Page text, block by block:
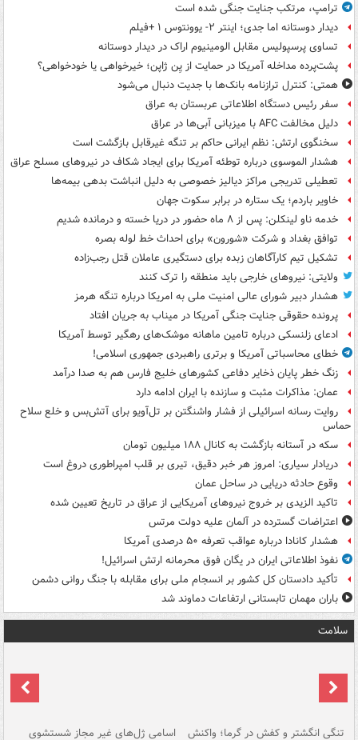
ترامپ، مرتکب جنایت جنگی شده است
دیدار دوستانه اما جدی؛ اینتر ۲- یوونتوس ۱ +فیلم
تساوی پرسپولیس مقابل الومینیوم اراک در دیدار دوستانه
پشت‌پرده مداخله آمریکا در حمایت از یِن ژاپن؛ خیرخواهی یا خودخواهی؟
همتی: کنترل ترازنامه بانک‌ها با جدیت دنبال می‌شود
سفر رئیس دستگاه اطلاعاتی عربستان به عراق
دلیل مخالفت AFC با میزبانی آبی‌ها در عراق
سخنگوی ارتش: نظم ایرانی حاکم بر تنگه غیرقابل بازگشت است
هشدار الموسوی درباره توطئه آمریکا برای ایجاد شکاف در نیروهای مسلح عراق
تعطیلی تدریجی مراکز دیالیز خصوصی به دلیل انباشت بدهی بیمه‌ها
خاویر باردم؛ یک ستاره در برابر سکوت جهان
خدمه ناو لینکلن: پس از ۸ ماه حضور در دریا خسته و درمانده‌ شدیم
توافق بغداد و شرکت «شورون» برای احداث خط لوله بصره
تشکیل تیم کارآگاهان زبده برای دستگیری عاملان قتل رجب‌زاده
ولایتی: نیروهای خارجی باید منطقه را ترک کنند
هشدار دبیر شورای عالی امنیت ملی به امریکا درباره تنگه هرمز
پرونده حقوقی جنایت جنگی آمریکا در میناب به جریان افتاد
ادعای زلنسکی درباره تامین ماهانه موشک‌های رهگیر توسط آمریکا
خطای محاسباتی آمریکا و برتری راهبردی جمهوری اسلامی!
زنگ خطر پایان ذخایر دفاعی کشورهای خلیج فارس هم به صدا درآمد
عمان: مذاکرات مثبت و سازنده با ایران ادامه دارد
روایت رسانه اسرائیلی از فشار واشنگتن بر تل‌آویو برای آتش‌بس و خلع سلاح
حماس
سکه در آستانه بازگشت به کانال ۱۸۸ میلیون تومان
دریادار سیاری: امروز هر خبر دقیق، تیری بر قلب امپراطوری دروغ است
وقوع حادثه دریایی در ساحل عمان
تاکید الزیدی بر خروج نیروهای آمریکایی از عراق در تاریخ تعیین شده
اعتراضات گسترده در آلمان علیه دولت مرتس
هشدار کانادا درباره عواقب تعرفه ۵۰ درصدی آمریکا
نفوذ اطلاعاتی ایران در یگان فوق محرمانه ارتش اسرائیل!
تأکید دادستان کل کشور بر انسجام ملی برای مقابله با جنگ روانی دشمن
باران مهمان تابستانی ارتفاعات دماوند شد
سلامت
تنگی انگشتر و کفش در گرما؛ واکنش اسامی ژل‌های غیر مجاز شستشوی